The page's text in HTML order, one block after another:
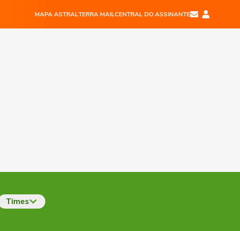
MAPA ASTRALTERRA MAILCENTRAL DO ASSINANTE
Times